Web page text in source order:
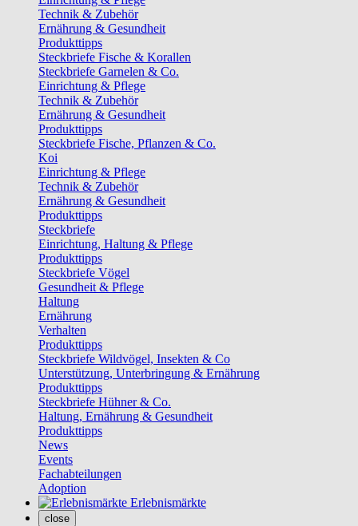
Technik & Zubehör
Ernährung & Gesundheit
Produkttipps
Steckbriefe Fische & Korallen
Steckbriefe Garnelen & Co.
Einrichtung & Pflege
Technik & Zubehör
Ernährung & Gesundheit
Produkttipps
Steckbriefe Fische, Pflanzen & Co.
Koi
Einrichtung & Pflege
Technik & Zubehör
Ernährung & Gesundheit
Produkttipps
Steckbriefe
Einrichtung, Haltung & Pflege
Produkttipps
Steckbriefe Vögel
Gesundheit & Pflege
Haltung
Ernährung
Verhalten
Produkttipps
Steckbriefe Wildvögel, Insekten & Co
Unterstützung, Unterbringung & Ernährung
Produkttipps
Steckbriefe Hühner & Co.
Haltung, Ernährung & Gesundheit
Produkttipps
News
Events
Fachabteilungen
Adoption
Erlebnismärkte
close